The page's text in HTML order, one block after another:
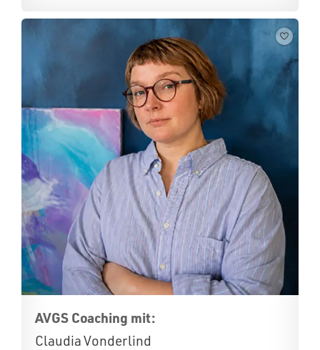
AVGS Coaching mit:
Claudia Vonderlind